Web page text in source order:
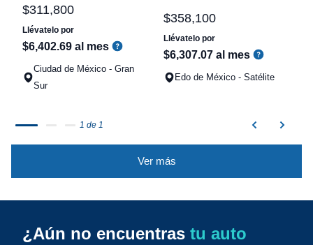
$311,800
Llévatelo por
$6,402.69 al mes
Ciudad de México - Gran
Sur
$358,100
Llévatelo por
$6,307.07 al mes
Edo de México - Satélite
1 de 1
Ver más
¿Aún no encuentras tu auto